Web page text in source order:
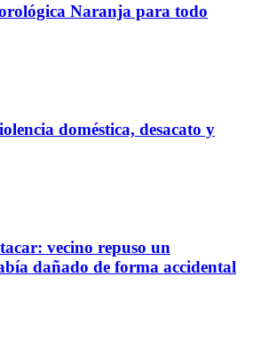
Naranja para todo
doméstica, desacato y
vecino repuso un
dañado de forma accidental